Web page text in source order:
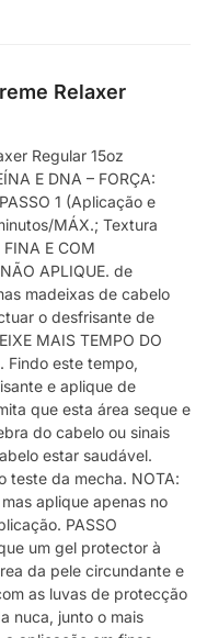
Relaxer
Regular 15oz
E DNA – FORÇA:
1 (Aplicação e
MÁX.; Textura
E COM
APLIQUE. de
madeixas de cabelo
o desfrisante de
MAIS TEMPO DO
Findo este tempo,
e aplique de
que esta área seque e
do cabelo ou sinais
estar saudável.
teste da mecha. NOTA:
aplique apenas no
PASSO
um gel protector à
da pele circundante e
as luvas de protecção
nuca, junto o mais